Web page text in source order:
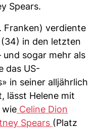
Spears.
Franken) verdiente
in den letzten
sogar mehr als
das US-
in seiner alljährlich
lässt Helene mit
wie Celine Dion
Spears (Platz